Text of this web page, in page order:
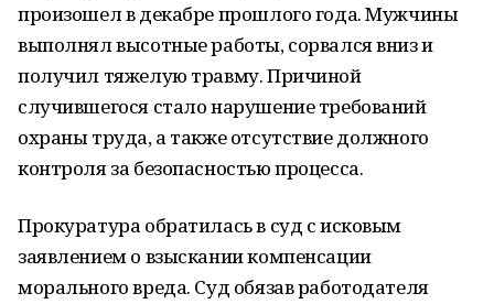
произошел в декабре прошлого года. Мужчины
выполнял высотные работы, сорвался вниз и
получил тяжелую травму. Причиной
случившегося стало нарушение требований
охраны труда, а также отсутствие должного
контроля за безопасностью процесса.
Прокуратура обратилась в суд с исковым
заявлением о взыскании компенсации
морального вреда. Суд обязав работодателя